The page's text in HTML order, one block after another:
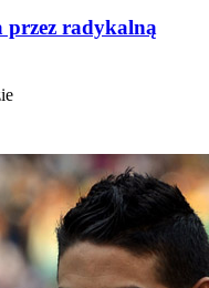
przez radykalną